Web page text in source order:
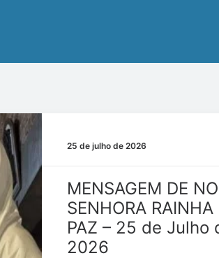
25 de julho de 2026
MENSAGEM DE
SENHORA RAINHA
PAZ – 25 de Julho
2026